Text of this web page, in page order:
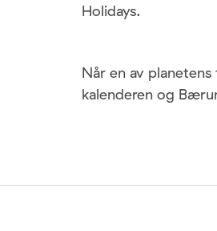
Holidays.
Når en av
kalenderen og